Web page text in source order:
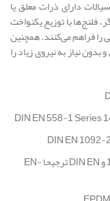
دارای ذرات معلق یا
با توزیع یکنواخت
را فراهم می‌کنند. همچنین
نیاز به نیروی زیاد را
جنس بدنه: چدن داکتیل مطابق با استاندارد 1563 و DIN EN ترجیحا EN-